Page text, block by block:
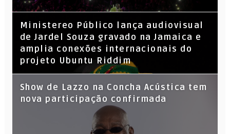
​Ministereo Público lança audiovisual
de Jardel Souza gravado na Jamaica e
amplia conexões internacionais do
projeto Ubuntu Riddim
Show de Lazzo na Concha Acústica tem
nova participação confirmada